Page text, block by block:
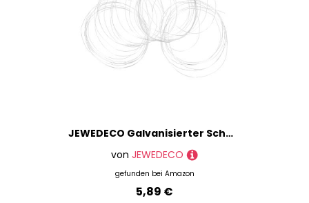
JEWEDECO Galvanisierter Schmuckdraht Perlenarmbandschnur Memory-draht Für Schmuckherstellungsprojekte
von JEWEDECO
gefunden bei Amazon
5,89 €